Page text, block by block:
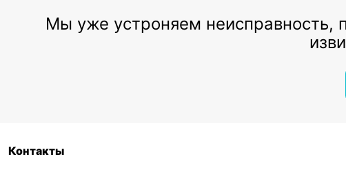
Мы уже устроняем неисправность,
Контакты